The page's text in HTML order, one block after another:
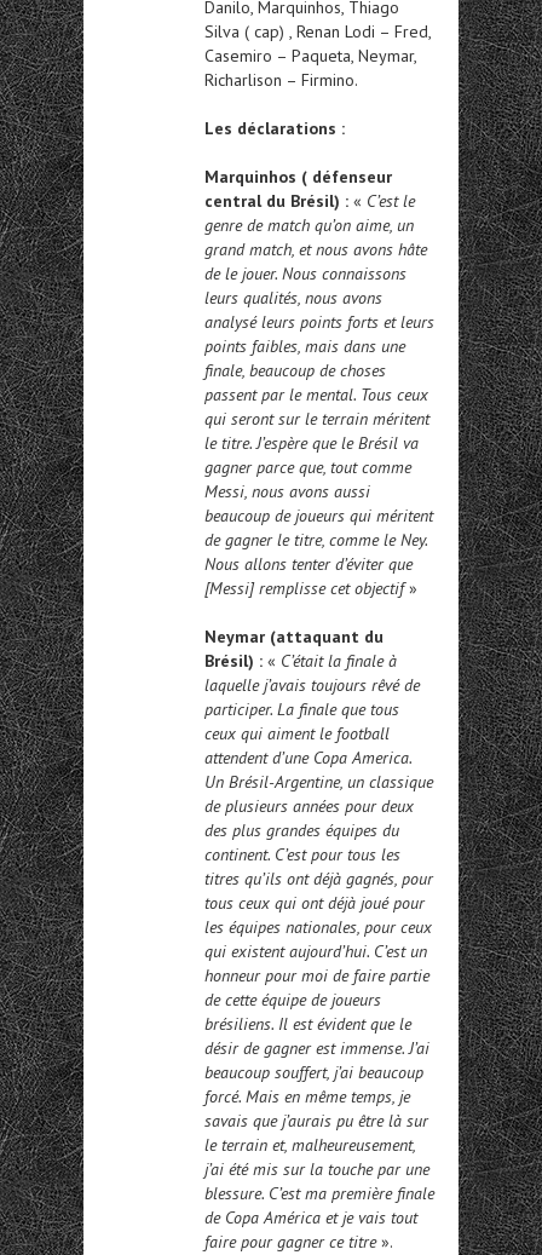
Danilo, Marquinhos, Thiago
Silva ( cap) , Renan Lodi – Fred,
Casemiro – Paqueta, Neymar,
Richarlison – Firmino.
Les déclarations :
Marquinhos ( défenseur
central du Brésil) : « C’est le
genre de match qu’on aime, un
grand match, et nous avons hâte
de le jouer. Nous connaissons
leurs qualités, nous avons
analysé leurs points forts et leurs
points faibles, mais dans une
finale, beaucoup de choses
passent par le mental. Tous ceux
qui seront sur le terrain méritent
le titre. J’espère que le Brésil va
gagner parce que, tout comme
Messi, nous avons aussi
beaucoup de joueurs qui méritent
de gagner le titre, comme le Ney.
Nous allons tenter d’éviter que
[Messi] remplisse cet objectif»
Neymar (attaquant du
Brésil) : « C’était la finale à
laquelle j’avais toujours rêvé de
participer. La finale que tous
ceux qui aiment le football
attendent d’une Copa America.
Un Brésil-Argentine, un classique
de plusieurs années pour deux
des plus grandes équipes du
continent. C’est pour tous les
titres qu’ils ont déjà gagnés, pour
tous ceux qui ont déjà joué pour
les équipes nationales, pour ceux
qui existent aujourd’hui. C’est un
honneur pour moi de faire partie
de cette équipe de joueurs
brésiliens. Il est évident que le
désir de gagner est immense. J’ai
beaucoup souffert, j’ai beaucoup
forcé. Mais en même temps, je
savais que j’aurais pu être là sur
le terrain et, malheureusement,
j’ai été mis sur la touche par une
blessure. C’est ma première finale
de Copa América et je vais tout
faire pour gagner ce titre».